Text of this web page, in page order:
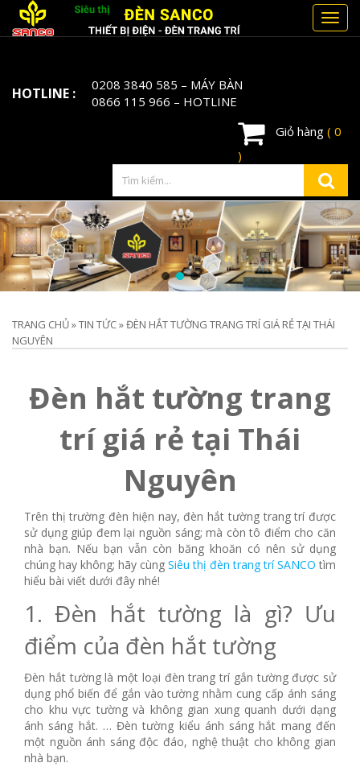
HOTLINE : 0208 3840 585 – MÁY BÀN
0866 115 966 – HOTLINE
Giỏ hàng ( 0
)
TRANG CHỦ»TIN TỨC»ĐÈN HẮT TƯỜNG TRANG TRÍ GIÁ RẺ TẠI THÁI
NGUYÊN
Đèn hắt tường trang
trí giá rẻ tại Thái
Nguyên
Trên thị trường đèn hiện nay, đèn hắt tường trang trí được
sử dụng giúp đem lại nguồn sáng; mà còn tô điểm cho căn
nhà bạn. Nếu bạn vẫn còn băng khoăn có nên sử dụng
chúng hay không; hãy cùng Siêu thị đèn trang trí SANCO tìm
hiểu bài viết dưới đây nhé!
1. Đèn hắt tường là gì? Ưu
điểm của đèn hắt tường
Đèn hắt tường là một loại đèn trang trí gắn tường được sử
dụng phổ biến để gắn vào tường nhằm cung cấp ánh sáng
cho khu vực tường và không gian xung quanh dưới dạng
ánh sáng hắt. … Đèn tường kiểu ánh sáng hắt mang đến
một nguồn ánh sáng độc đáo, nghệ thuật cho không gian
nhà bạn.